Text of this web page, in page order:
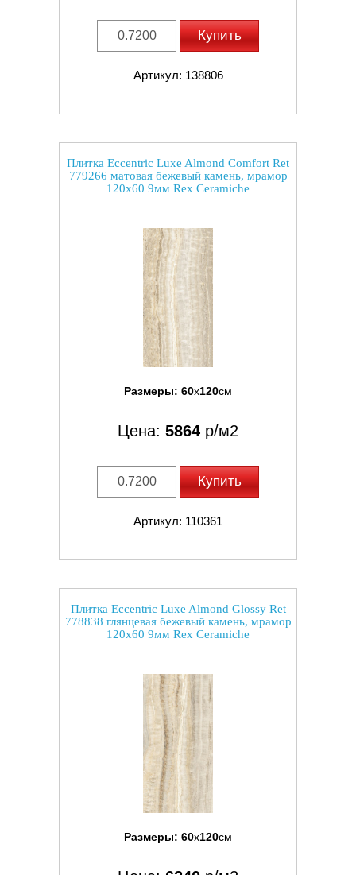
Купить
Артикул: 138806
Плитка Eccentric Luxe Almond Comfort Ret
779266 матовая бежевый камень, мрамор
120x60 9мм Rex Ceramiche
Размеры: 60x120см
Цена: 5864 р/м2
Купить
Артикул: 110361
Плитка Eccentric Luxe Almond Glossy Ret
778838 глянцевая бежевый камень, мрамор
120x60 9мм Rex Ceramiche
Размеры: 60x120см